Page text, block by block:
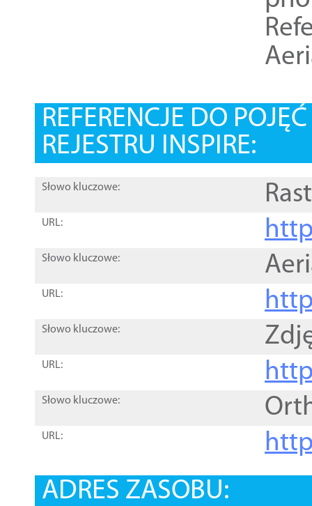
REFERENCJE DO
REJESTRU INSPIRE:
Słowo kluczowe:
URL:
Słowo kluczowe:
URL:
Słowo kluczowe:
URL:
Słowo kluczowe:
URL:
ADRES ZASOBU: